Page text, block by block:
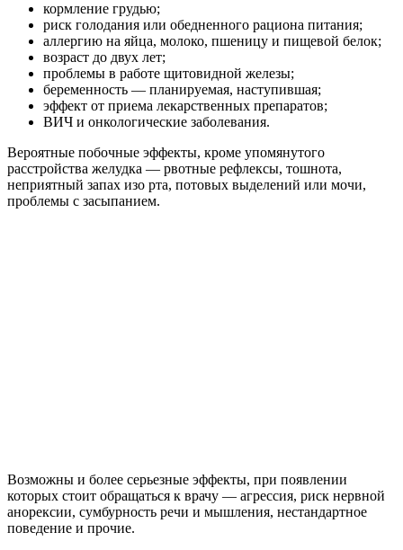
кормление грудью;
риск голодания или обедненного рациона питания;
аллергию на яйца, молоко, пшеницу и пищевой белок;
возраст до двух лет;
проблемы в работе щитовидной железы;
беременность — планируемая, наступившая;
эффект от приема лекарственных препаратов;
ВИЧ и онкологические заболевания.
Вероятные побочные эффекты, кроме упомянутого
расстройства желудка — рвотные рефлексы, тошнота,
неприятный запах изо рта, потовых выделений или мочи,
проблемы с засыпанием.
Возможны и более серьезные эффекты, при появлении
которых стоит обращаться к врачу — агрессия, риск нервной
анорексии, сумбурность речи и мышления, нестандартное
поведение и прочие.